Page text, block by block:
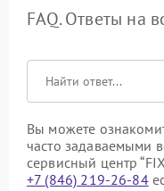
FAQ. Ответы на
Вы можете
часто задаваемыми
сервисный центр
+7 (846) 219-26-84